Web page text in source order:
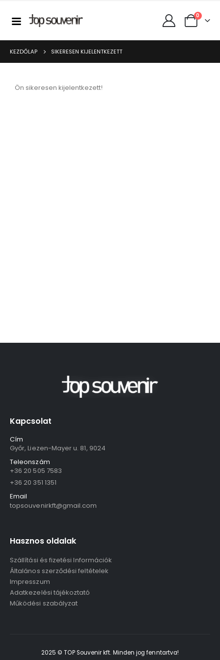
0
KEZDŐLAP SIKERESEN KIJELENTKEZETT
Ön sikeresen kijelentkezett!
Kapcsolat
Cím
Győr, Liezen-Mayer u. 81, 9024
Teleonszám
+36 20 505 7583
+36 20 351 1351
Email
topsouvenirkft@gmail.com
Hasznos oldalak
Szállítási és fizetési Információk
Általános szerződési feltételek
Impresszum
Adatkezelési tájékoztató
Működési szabályzat
2025 © TOP Souvenir kft. Minden jog fenntartva!